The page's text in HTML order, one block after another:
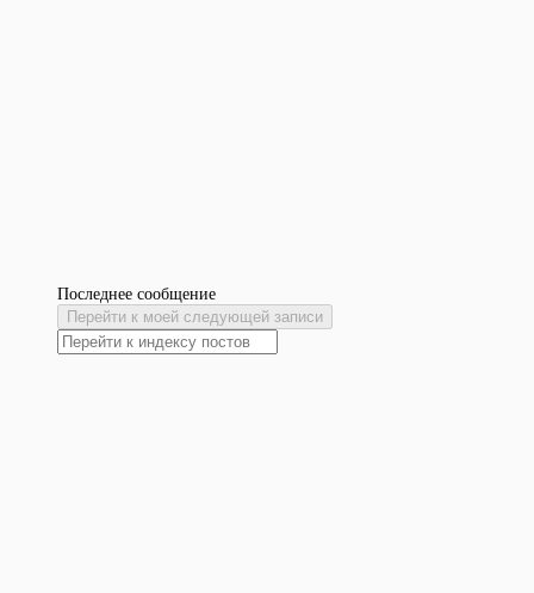
Последнее сообщение
Перейти к моей следующей записи